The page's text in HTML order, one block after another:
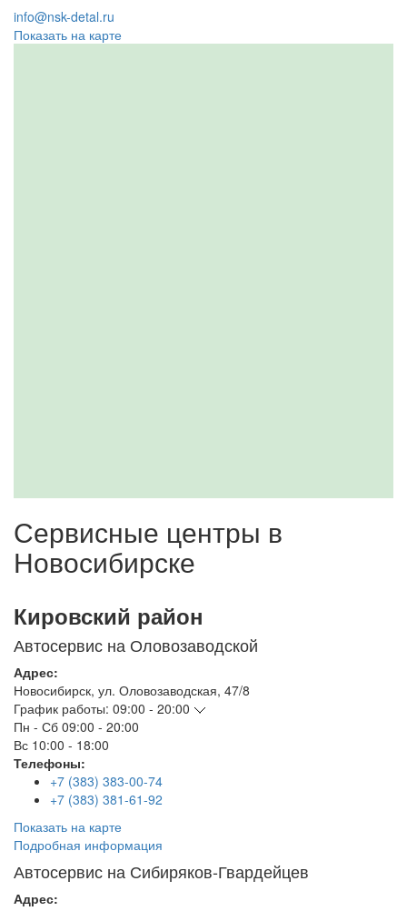
info@nsk-detal.ru
Показать на карте
Сервисные центры в
Новосибирске
Кировский район
Автосервис на Оловозаводской
Адрес:
Новосибирск, ул. Оловозаводская, 47/8
График работы: 09:00 - 20:00
Пн - Сб 09:00 - 20:00
Вс 10:00 - 18:00
Телефоны:
+7 (383) 383-00-74
+7 (383) 381-61-92
Показать на карте
Подробная информация
Автосервис на Сибиряков-Гвардейцев
Адрес: